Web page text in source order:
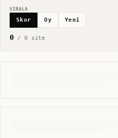
SIRALA
Skor Oy Yeni
0/ 0 site